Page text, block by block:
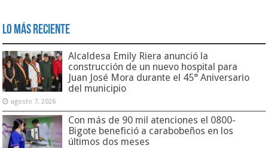
Lo Más Reciente
Alcaldesa Emily Riera anunció la
construcción de un nuevo hospital para
Juan José Mora durante el 45° Aniversario
del municipio
agosto 7, 2026
Con más de 90 mil atenciones el 0800-
Bigote benefició a carabobeños en los
últimos dos meses